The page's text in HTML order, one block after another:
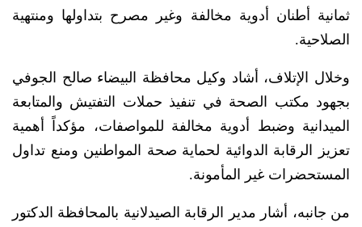
ثمانية أطنان أدوية مخالفة وغير مصرح بتداولها ومنتهية
الصلاحية.
وخلال الإتلاف، أشاد وكيل محافظة البيضاء صالح الجوفي
بجهود مكتب الصحة في تنفيذ حملات التفتيش والمتابعة
الميدانية وضبط أدوية مخالفة للمواصفات، مؤكداً أهمية
تعزيز الرقابة الدوائية لحماية صحة المواطنين ومنع تداول
المستحضرات غير المأمونة.
من جانبه، أشار مدير الرقابة الصيدلانية بالمحافظة الدكتور